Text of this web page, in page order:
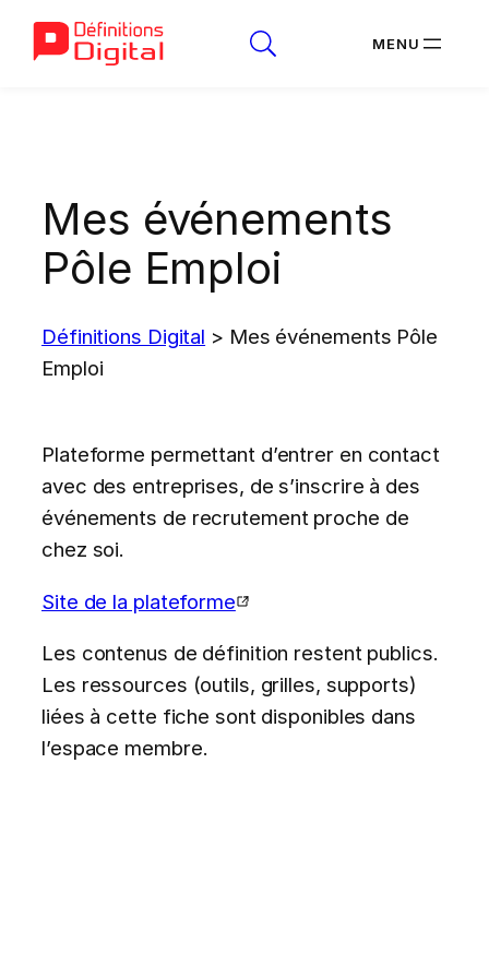
Mes événements
Pôle Emploi
Définitions Digital > Mes événements Pôle
Emploi
Plateforme permettant d’entrer en contact
avec des entreprises, de s’inscrire à des
événements de recrutement proche de
chez soi.
Site de la plateforme
Les contenus de définition restent publics.
Les ressources (outils, grilles, supports)
liées à cette fiche sont disponibles dans
l’espace membre.